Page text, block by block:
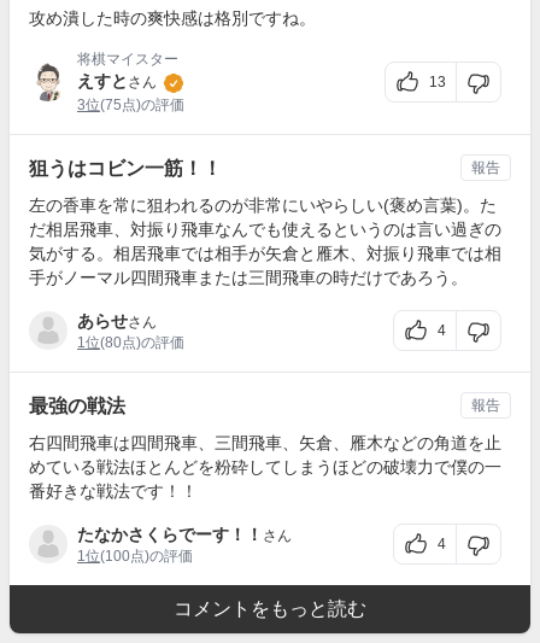
攻め潰した時の爽快感は格別ですね。
将棋マイスター
えすと さん
3位(75点)の評価
13
狙うはコビン一筋！！
左の香車を常に狙われるのが非常にいやらしい(褒め言葉)。た
だ相居飛車、対振り飛車なんでも使えるというのは言い過ぎの
気がする。相居飛車では相手が矢倉と雁木、対振り飛車では相
手がノーマル四間飛車または三間飛車の時だけであろう。
あらせさん
1位(80点)の評価
4
報告
最強の戦法
右四間飛車は四間飛車、三間飛車、矢倉、雁木などの角道を止
めている戦法ほとんどを粉砕してしまうほどの破壊力で僕の一
番好きな戦法です！！
たなかさくらでーす！！ さん
1位(100点)の評価
4
報告
コメントをもっと読む